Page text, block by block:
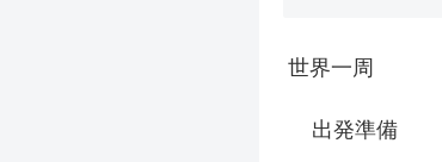
世界一周
出発準備